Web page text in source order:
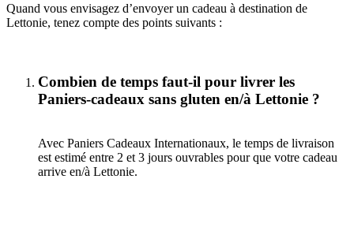
Quand vous envisagez d’envoyer un cadeau à destination de
Lettonie, tenez compte des points suivants :
Combien de temps faut-il pour livrer les
Paniers-cadeaux sans gluten en/à Lettonie ?
Avec Paniers Cadeaux Internationaux, le temps de livraison
est estimé entre 2 et 3 jours ouvrables pour que votre cadeau
arrive en/à Lettonie.